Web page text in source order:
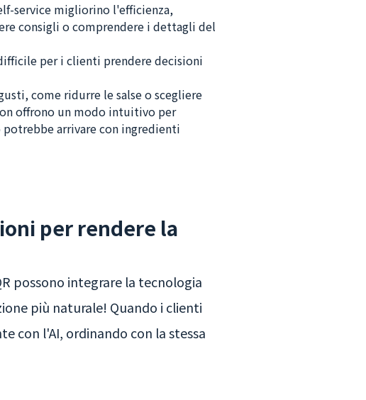
service migliorino l'efficienza,
consigli o comprendere i dettagli del
per i clienti prendere decisioni
come ridurre le salse o scegliere
offrono un modo intuitivo per
arrivare con ingredienti
per rendere la
possono integrare la tecnologia
più naturale! Quando i clienti
con l'AI, ordinando con la stessa